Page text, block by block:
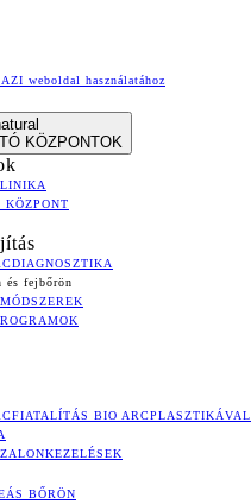
weboldal használatához
KÖZPONTOK
KÖZPONT
és fejbőrön
BIO ARCPLASZTIKÁVAL
BŐRÖN